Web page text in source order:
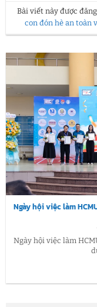
Bài viết này được
con đón hè an toàn
Ngày hội việc làm
Ngày hội việc làm